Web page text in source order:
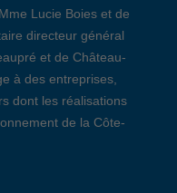
Lucie Boies et de
directeur général
et de Château-
à des entreprises,
dont les réalisations
de la Côte-